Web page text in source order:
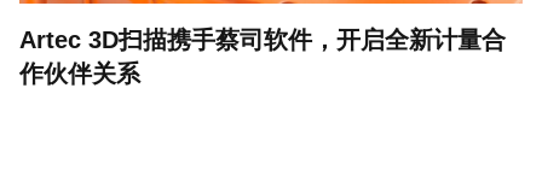
Artec 3D扫描携手蔡司软件，开启全新计量合
作伙伴关系